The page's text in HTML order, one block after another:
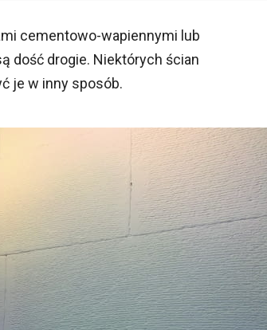
cementowo-wapiennymi lub
dość drogie. Niektórych ścian
je w inny sposób.